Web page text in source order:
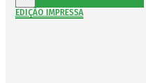
EDIÇÃO IMPRESSA